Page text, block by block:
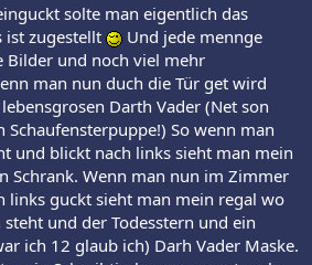
solte man eigentlich das
ist zugestellt
Und jede mennge
Bilder und noch viel mehr
man nun duch die Tür get wird
Darth Vader (Net son
Schaufensterpuppe!) So wenn man
und blickt nach links sieht man mein
Schrank. Wenn man nun im Zimmer
links guckt sieht man mein regal wo
und der Todesstern und ein
ich 12 glaub ich) Darh Vader Maske.